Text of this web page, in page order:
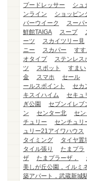
プードレッサー
シュ
ンライン
ショッピン
バーウイーク
スーパ
鮮館TAIGA
スープ
ーツ
スカイツリー見
ニー
スカパー す
オタイプ
ステンレス
ツ
スポット すまい
金
スマホ セール
ールスポイント
セカ
キスイハイム
セキュ
ぎ公園
セブンイレブ
ン
センター北 セ
チュリー
センチュリ
ュリー21アイワハウス
タイミング
タイヤ置
タイル張り
たまプラ
ザ
たまプラーザ，
美しが丘公園，イルミ
築アパート，武蔵新城